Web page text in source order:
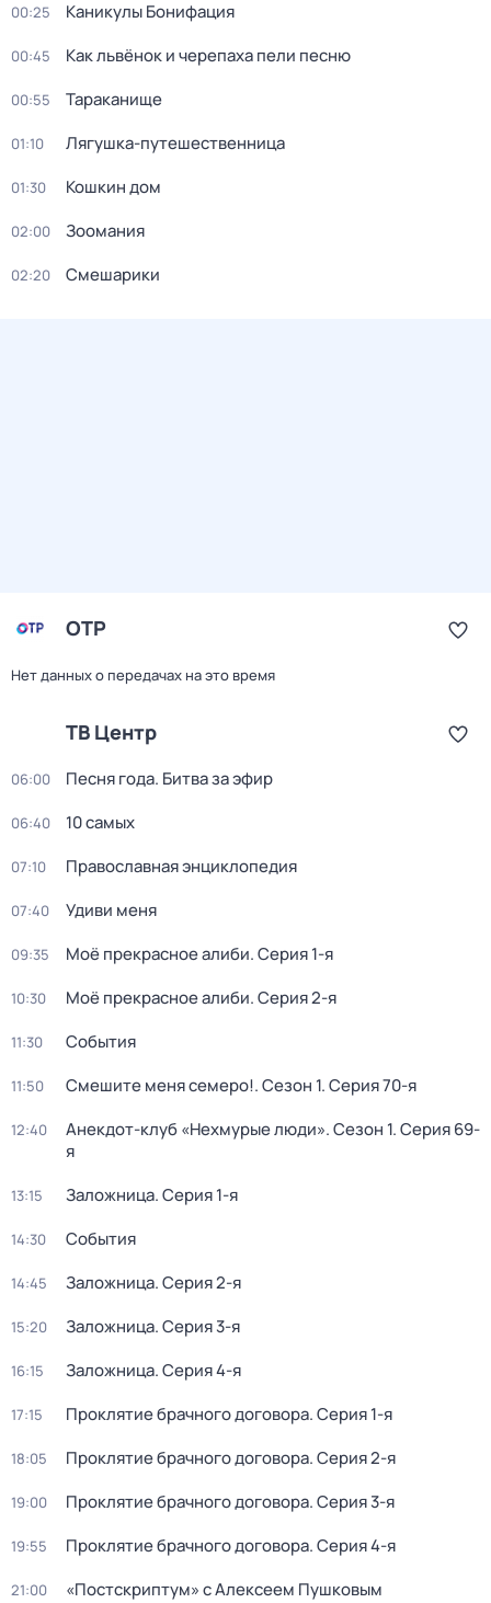
00:25 Каникулы Бонифация
00:45 Как львёнок и черепаха пели песню
00:55 Тараканище
01:10 Лягушка-путешественница
01:30 Кошкин дом
02:00 Зоомания
02:20 Смешарики
ОТР
Нет данных о передачах на это время
ТВ Центр
06:00 Песня года. Битва за эфир
06:40 10 самых
07:10 Православная энциклопедия
07:40 Удиви меня
09:35 Моё прекрасное алиби. Серия 1-я
10:30 Моё прекрасное алиби. Серия 2-я
11:30 События
11:50 Смешите меня семеро!. Сезон 1. Серия 70-я
12:40 Анекдот-клуб «Нехмурые люди». Сезон 1. Серия 69-
я
13:15 Заложница. Серия 1-я
14:30 События
14:45 Заложница. Серия 2-я
15:20 Заложница. Серия 3-я
16:15 Заложница. Серия 4-я
17:15 Проклятие брачного договора. Серия 1-я
18:05 Проклятие брачного договора. Серия 2-я
19:00 Проклятие брачного договора. Серия 3-я
19:55 Проклятие брачного договора. Серия 4-я
21:00 «Постскриптум» с Алексеем Пушковым